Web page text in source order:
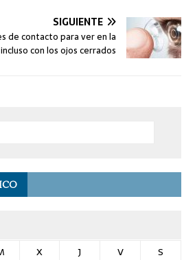
SIGUIENTE
de contacto para ver en la
con los ojos cerrados
X J V
S